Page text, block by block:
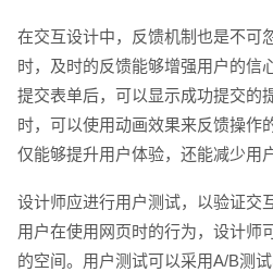
在交互设计中，反馈机制也是不可
时，及时的反馈能够增强用户的信
提交表单后，可以显示成功提交的
时，可以使用动画效果来反馈操作
仅能够提升用户体验，还能减少用
设计师应进行用户测试，以验证交
用户在使用网页时的行为，设计师
的空间。用户测试可以采用A/B测
创意品牌型网站 ·